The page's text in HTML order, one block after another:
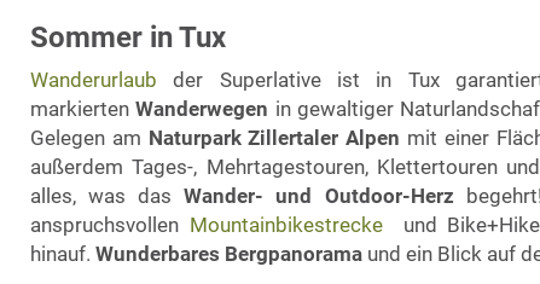
Sommer in Tux
Wanderurlaub der Superlative ist in Tux
markiertenWanderwegen in gewaltiger
Gelegen am Naturpark Zillertaler Alpen mit einer
außerdem Tages-, Mehrtagestouren, Klettertouren
alles, was dasWander- und Outdoor-Herz
anspruchsvollen Mountainbikestrecke
und
hinauf. Wunderbares Bergpanorama und ein Blick auf